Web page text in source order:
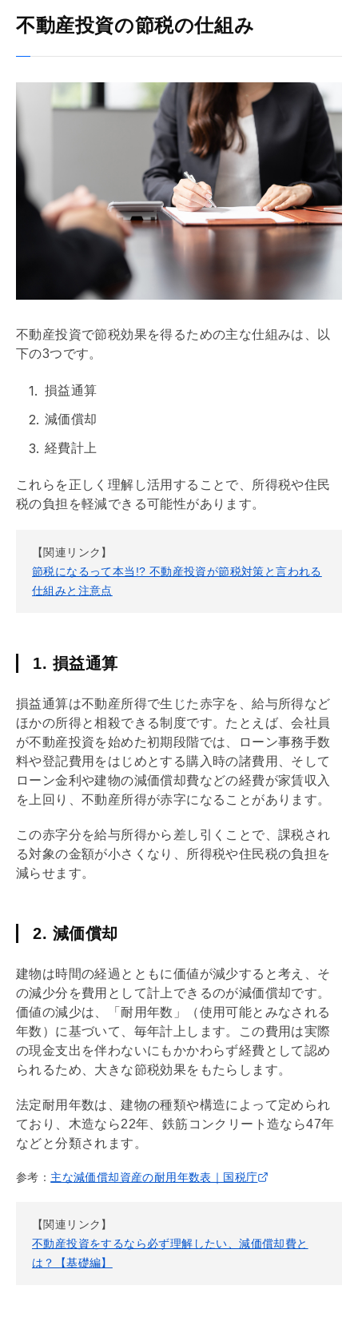
不動産投資の節税の仕組み
不動産投資で節税効果を得るための主な仕組みは、以
下の3つです。
損益通算
減価償却
経費計上
これらを正しく理解し活用することで、所得税や住民
税の負担を軽減できる可能性があります。
【関連リンク】
節税になるって本当!? 不動産投資が節税対策と言われる
仕組みと注意点
1. 損益通算
損益通算は不動産所得で生じた赤字を、給与所得など
ほかの所得と相殺できる制度です。たとえば、会社員
が不動産投資を始めた初期段階では、ローン事務手数
料や登記費用をはじめとする購入時の諸費用、そして
ローン金利や建物の減価償却費などの経費が家賃収入
を上回り、不動産所得が赤字になることがあります。
この赤字分を給与所得から差し引くことで、課税され
る対象の金額が小さくなり、所得税や住民税の負担を
減らせます。
2. 減価償却
建物は時間の経過とともに価値が減少すると考え、そ
の減少分を費用として計上できるのが減価償却です。
価値の減少は、「耐用年数」（使用可能とみなされる
年数）に基づいて、毎年計上します。この費用は実際
の現金支出を伴わないにもかかわらず経費として認め
られるため、大きな節税効果をもたらします。
法定耐用年数は、建物の種類や構造によって定められ
ており、木造なら22年、鉄筋コンクリート造なら47年
などと分類されます。
参考： 主な減価償却資産の耐用年数表｜国税庁
【関連リンク】
不動産投資をするなら必ず理解したい、減価償却費と
は？【基礎編】